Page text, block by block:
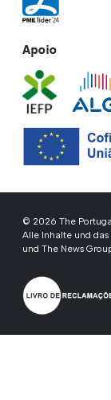
Apoio
© 2026 The
Alle Inhalte und
und The News